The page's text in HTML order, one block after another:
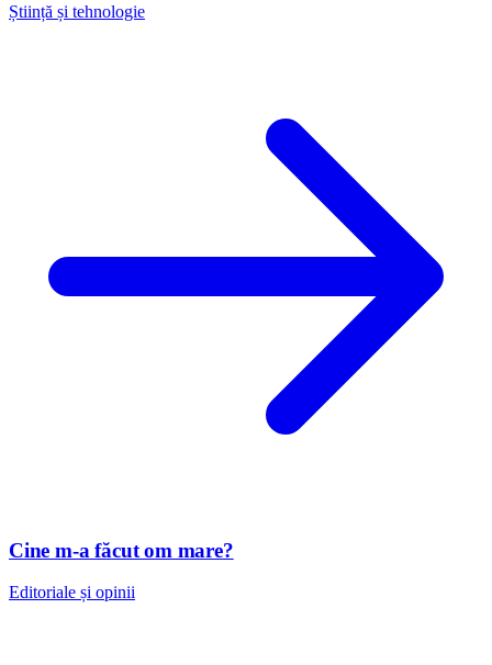
Știință și tehnologie
Cine m-a făcut om mare?
Editoriale și opinii